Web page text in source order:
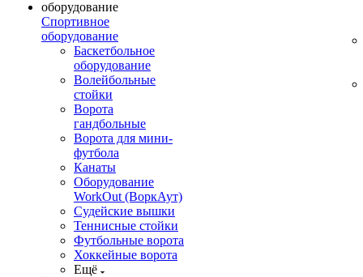
Спортивное
оборудование
Баскетбольное
оборудование
Волейбольные
стойки
Ворота
гандбольные
Ворота для мини-
футбола
Канаты
Оборудование
WorkOut (ВоркАут)
Судейские вышки
Теннисные стойки
Футбольные ворота
Хоккейные ворота
Ещё